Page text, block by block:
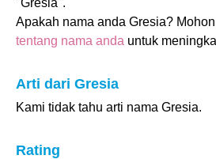
"Gresia".
Apakah nama anda Gresia?
tentang nama anda untuk
Arti dari Gresia
Kami tidak tahu arti nama Gresia.
Rating